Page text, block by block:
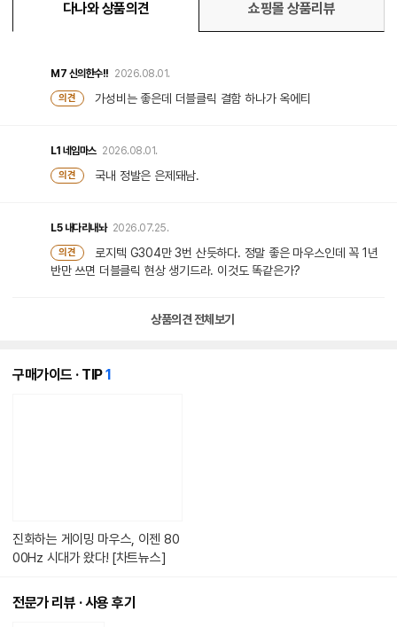
다나와 상품의견 쇼핑몰 상품리뷰
M7 신의한수!! 2026.08.01.
의견 가성비는 좋은데 더블클릭 결함 하나가 옥에티
L1 네임마스 2026.08.01.
의견 국내 정발은 은제돼남.
L5 내다리내놔 2026.07.25.
의견
로지텍 G304만 3번 산듯하다. 정말 좋은 마우스인데 꼭 1년
반만 쓰면 더블클릭 현상 생기드라. 이것도 똑같은가?
상품의견 전체보기
구매가이드 · TIP1개
진화하는 게이밍 마우스, 이젠 80
00Hz 시대가 왔다! [차트뉴스]
전문가 리뷰 · 사용 후기